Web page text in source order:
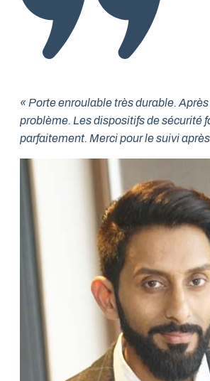
« Porte enroulable très durable.
problème. Les dispositifs de sécurité
parfaitement. Merci pour le suivi